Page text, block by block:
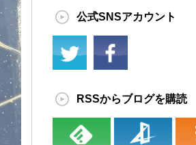
公式SNSアカウント
RSSからブログを購読